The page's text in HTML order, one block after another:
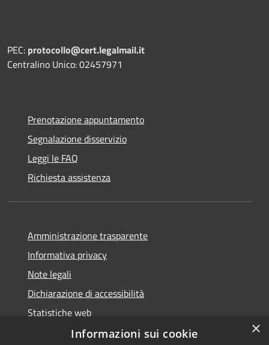
PEC: protocollo@cert.legalmail.it
Centralino Unico: 02457971
Prenotazione appuntamento
Segnalazione disservizio
Leggi le FAQ
Richiesta assistenza
Amministrazione trasparente
Informativa privacy
Note legali
Dichiarazione di accessibilità
Statistiche web
×
Informazioni sui cookie